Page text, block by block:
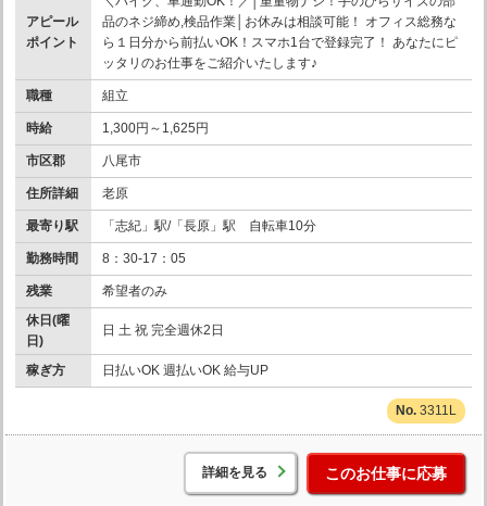
アピール
ポイント
品のネジ締め,検品作業│お休みは相談可能！ オフィス総務な
ら１日分から前払いOK！スマホ1台で登録完了！ あなたにピ
ッタリのお仕事をご紹介いたします♪
職種 組立
時給 1,300円～1,625円
市区郡 八尾市
住所詳細 老原
最寄り駅 「志紀」駅/「長原」駅 自転車10分
勤務時間 8：30-17：05
残業
希望者のみ
休日(曜
日)
日 土 祝 完全週休2日
稼ぎ方 日払いOK 週払いOK 給与UP
3311L
詳細を見る このお仕事に応募